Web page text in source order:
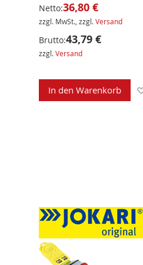
Netto:36,80 €
zzgl. MwSt., zzgl.Versand
Brutto:43,79 €
zzgl.Versand
In den Warenkorb